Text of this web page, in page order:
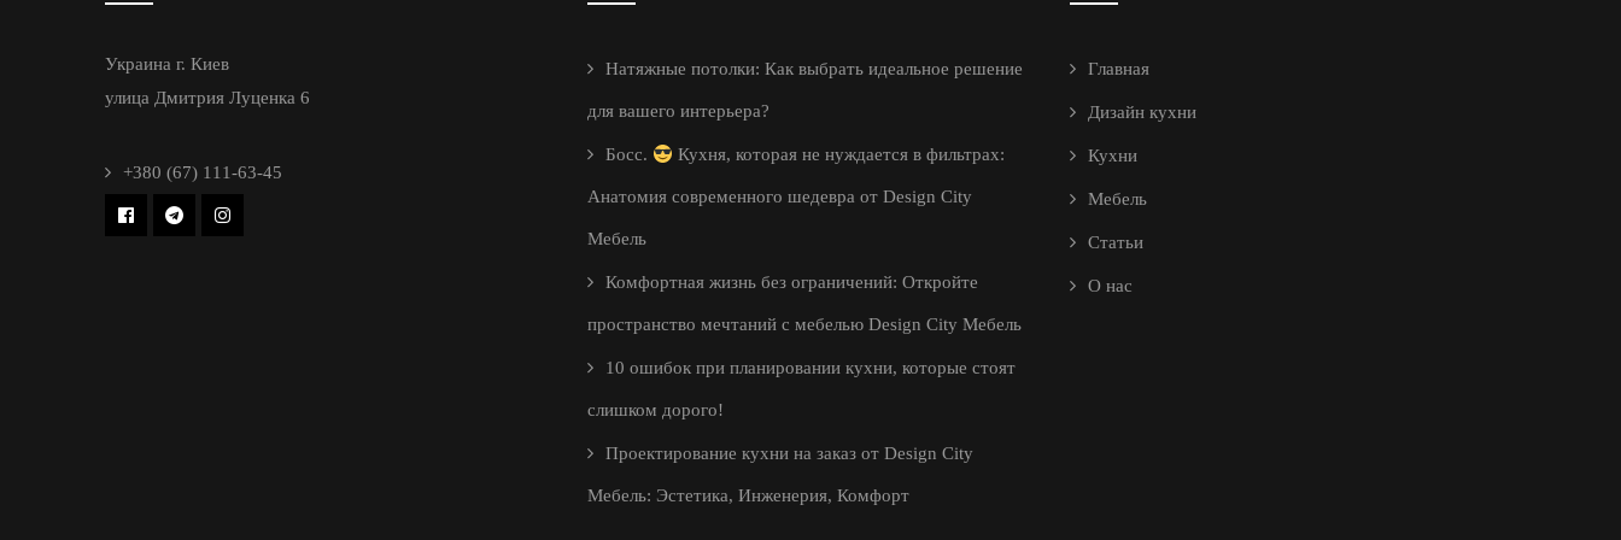
Украина г. Киев
улица Дмитрия Луценка 6
+380 (67) 111-63-45
Натяжные потолки: Как выбрать идеальное решение
для вашего интерьера?
Босс. Кухня, которая не нуждается в фильтрах:
Анатомия современного шедевра от Design City
Мебель
Комфортная жизнь без ограничений: Откройте
пространство мечтаний с мебелью Design City Мебель
10 ошибок при планировании кухни, которые стоят
слишком дорого!
Проектирование кухни на заказ от Design City
Мебель: Эстетика, Инженерия, Комфорт
Главная
Дизайн кухни
Кухни
Мебель
Статьи
О нас